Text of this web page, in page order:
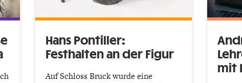
Hans Pontiller:
Festhalten an der Figur
Auf Schloss Bruck wurde eine
mit